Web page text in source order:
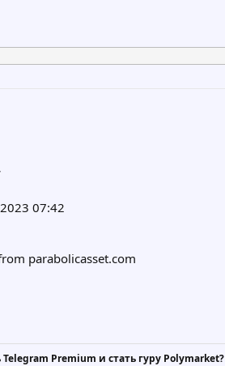
07:42
parabolicasset.com
Premium и стать гуру Polymarket?